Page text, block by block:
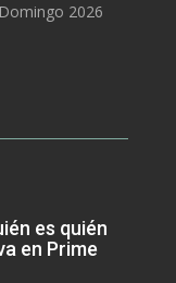
2026
es quién
en Prime